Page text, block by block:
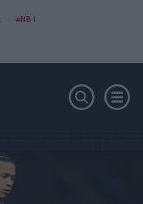
#NB I